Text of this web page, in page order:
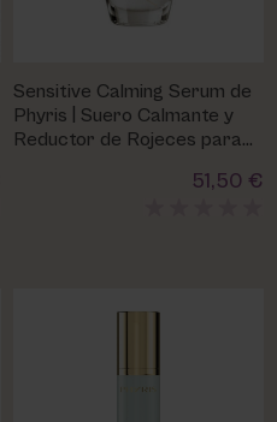
Sensitive Calming Serum de
Phyris | Suero Calmante y
Reductor de Rojeces para
51,50 €